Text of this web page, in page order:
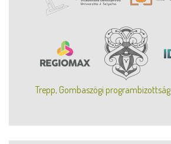
Trepp, Gombaszögi programbizottság